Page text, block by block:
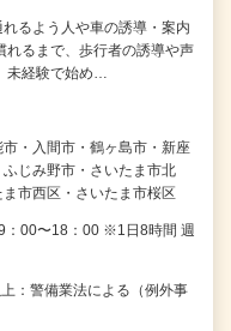
るよう人や車の誘導・案内
れるまで、歩行者の誘導や声
未経験で始め…
・入間市・鶴ヶ島市・新座
じみ野市・さいたま市北
市西区・さいたま市桜区
：00〜18：00 ※1日8時間 週
：警備業法による（例外事